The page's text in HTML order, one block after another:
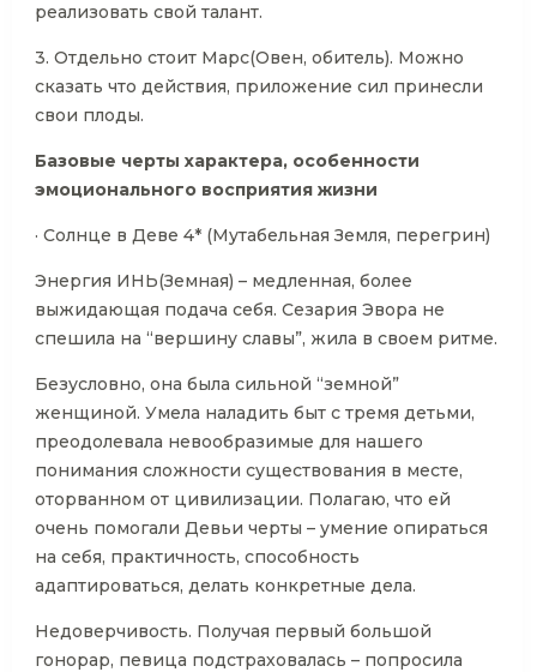
реализовать свой талант.
3. Отдельно стоит Марс(Овен, обитель). Можно
сказать что действия, приложение сил принесли
свои плоды.
Базовые черты характера, особенности
эмоционального восприятия жизни
· Солнце в Деве 4* (Мутабельная Земля, перегрин)
Энергия ИНЬ(Земная) – медленная, более
выжидающая подача себя. Сезария Эвора не
спешила на “вершину славы”, жила в своем ритме.
Безусловно, она была сильной “земной”
женщиной. Умела наладить быт с тремя детьми,
преодолевала невообразимые для нашего
понимания сложности существования в месте,
оторванном от цивилизации. Полагаю, что ей
очень помогали Девьи черты – умение опираться
на себя, практичность, способность
адаптироваться, делать конкретные дела.
Недоверчивость. Получая первый большой
гонорар, певица подстраховалась – попросила